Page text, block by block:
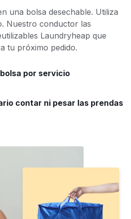
una bolsa desechable. Utiliza
Nuestro conductor las
Laundryheap que
tu próximo pedido.
por servicio
contar ni pesar las prendas